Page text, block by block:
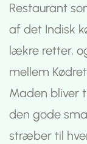
Restaurant
af det Indisk
lækre retter,
mellem
Maden bliver
den gode
stræber til